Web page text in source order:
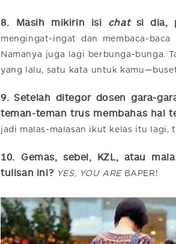
8. Masih mikirin isi chatsi dia,
mengingat-ingat dan membaca-baca
Namanya juga lagi berbunga-bunga.
yang lalu, satu kata untuk
9. Setelah ditegor dosen gara-
teman-teman trus membahas hal
jadi malas-malasan ikut kelas itu lagi,
10. Gemas, sebel, KZL, atau
tulisan ini? YES, YOU AREBAPER!